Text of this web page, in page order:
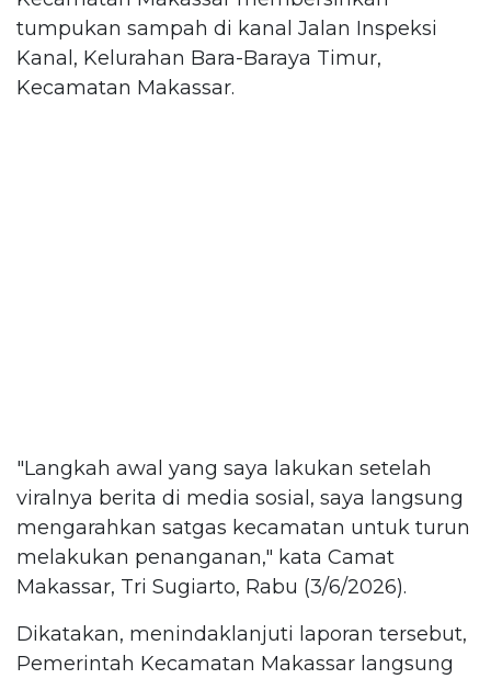
tumpukan sampah di kanal Jalan Inspeksi
Kanal, Kelurahan Bara-Baraya Timur,
Kecamatan Makassar.
"Langkah awal yang saya lakukan setelah
viralnya berita di media sosial, saya langsung
mengarahkan satgas kecamatan untuk turun
melakukan penanganan," kata Camat
Makassar, Tri Sugiarto, Rabu (3/6/2026).
Dikatakan, menindaklanjuti laporan tersebut,
Pemerintah Kecamatan Makassar langsung